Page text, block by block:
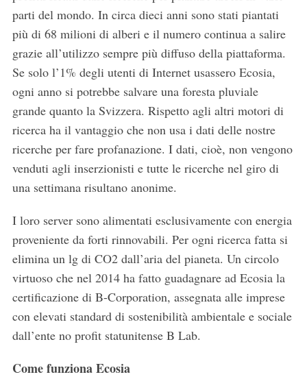
parti del mondo. In circa dieci anni sono stati piantati
più di 68 milioni di alberi e il numero continua a salire
grazie all’utilizzo sempre più diffuso della piattaforma.
Se solo l’1% degli utenti di Internet usassero Ecosia,
ogni anno si potrebbe salvare una foresta pluviale
grande quanto la Svizzera. Rispetto agli altri motori di
ricerca ha il vantaggio che non usa i dati delle nostre
ricerche per fare profanazione. I dati, cioè, non vengono
venduti agli inserzionisti e tutte le ricerche nel giro di
una settimana risultano anonime.
I loro server sono alimentati esclusivamente con energia
proveniente da forti rinnovabili. Per ogni ricerca fatta si
elimina un lg di CO2 dall’aria del pianeta. Un circolo
virtuoso che nel 2014 ha fatto guadagnare ad Ecosia la
certificazione di B-Corporation, assegnata alle imprese
con elevati standard di sostenibilità ambientale e sociale
dall’ente no profit statunitense B Lab.
Come funziona Ecosia